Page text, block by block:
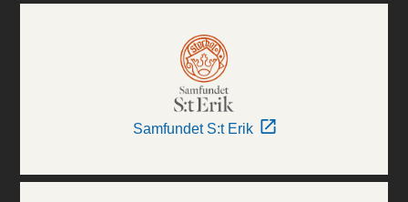
Samfundet S:t Erik